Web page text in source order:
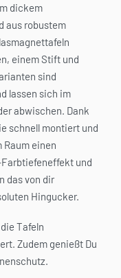
dickem
aus robustem
einem Stift und
sind
lassen sich im
abwischen. Dank
schnell montiert und
einen
und
das von dir
Hingucker.
Tafeln
Zudem genießt Du